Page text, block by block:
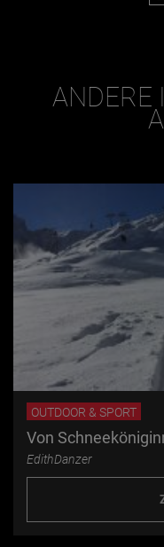
ANDERE
OUTDOOR & SPORT
Von
EdithDanzer